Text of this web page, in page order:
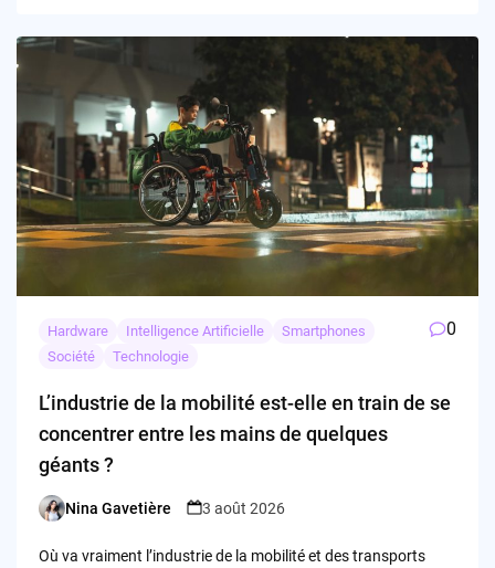
Hardware Intelligence Artificielle
Smartphones
Société
Technologie
0
L’industrie de la mobilité est-elle en train de se
concentrer entre les mains de quelques
géants ?
Posted
Nina Gavetière 3 août 2026
Où va vraiment l’industrie de la mobilité et des transports